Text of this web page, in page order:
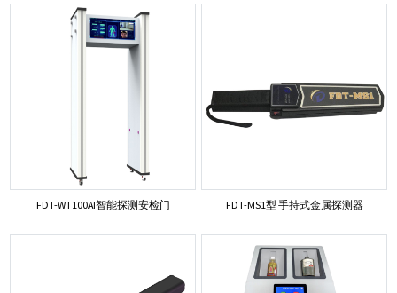
FDT-WT100AI智能探测安检门 FDT-MS1型 手持式金属探测器